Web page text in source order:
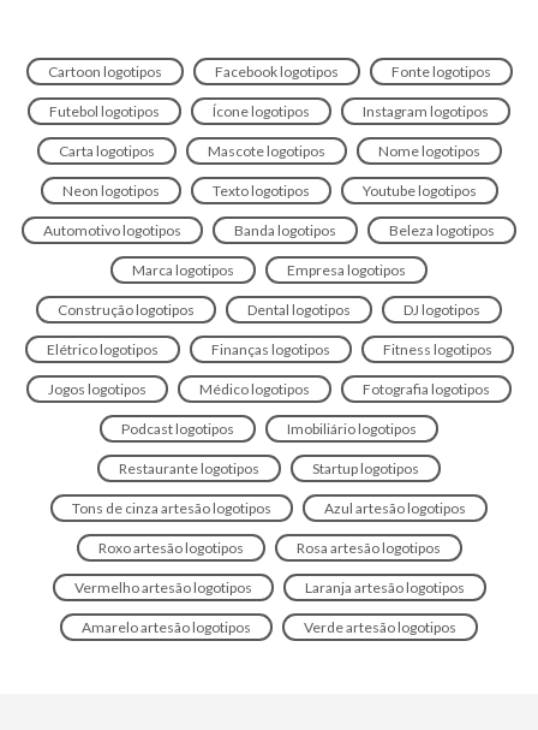
Cartoon logotipos Facebook logotipos Fonte logotipos
Futebol logotipos Ícone logotipos Instagram logotipos
Carta logotipos Mascote logotipos Nome logotipos
Neon logotipos Texto logotipos Youtube logotipos
Automotivo logotipos Banda logotipos Beleza logotipos
Marca logotipos Empresa logotipos
Construção logotipos Dental logotipos DJ logotipos
Elétrico logotipos Finanças logotipos Fitness logotipos
Jogos logotipos Médico logotipos Fotografia logotipos
Podcast logotipos Imobiliário logotipos
Restaurante logotipos Startup logotipos
Tons de cinza artesão logotipos Azul artesão logotipos
Roxo artesão logotipos Rosa artesão logotipos
Vermelho artesão logotipos Laranja artesão logotipos
Amarelo artesão logotipos Verde artesão logotipos